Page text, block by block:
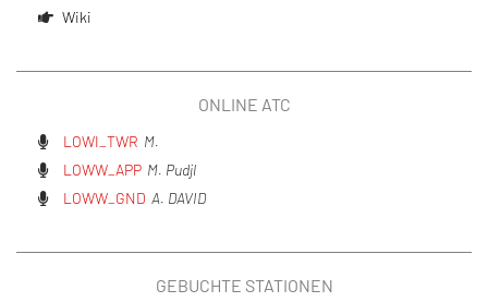
Wiki
ONLINE ATC
LOWI_TWR M.
LOWW_APP M. Pudjl
LOWW_GND A. DAVID
GEBUCHTE STATIONEN